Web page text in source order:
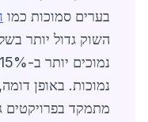
בערים סמוכות כמו
השוק גדול יותר
נמוכות. באופן דומה,
מתמקד בפרויקטים